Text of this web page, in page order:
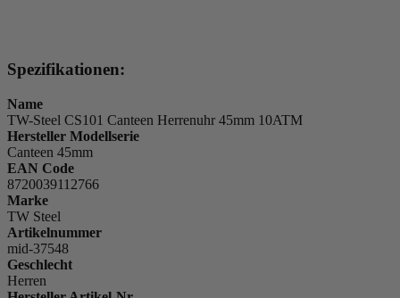
Spezifikationen:
Name
TW-Steel CS101 Canteen Herrenuhr 45mm 10ATM
Hersteller Modellserie
Canteen 45mm
EAN Code
8720039112766
Marke
TW Steel
Artikelnummer
mid-37548
Geschlecht
Herren